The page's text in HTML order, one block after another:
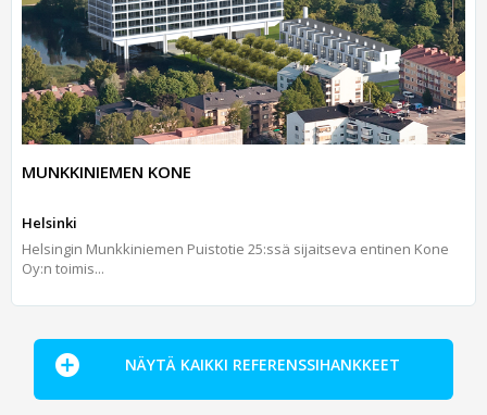
MUNKKINIEMEN KONE
Helsinki
Helsingin Munkkiniemen Puistotie 25:ssä sijaitseva entinen Kone
Oy:n toimis...
NÄYTÄ KAIKKI REFERENSSIHANKKEET